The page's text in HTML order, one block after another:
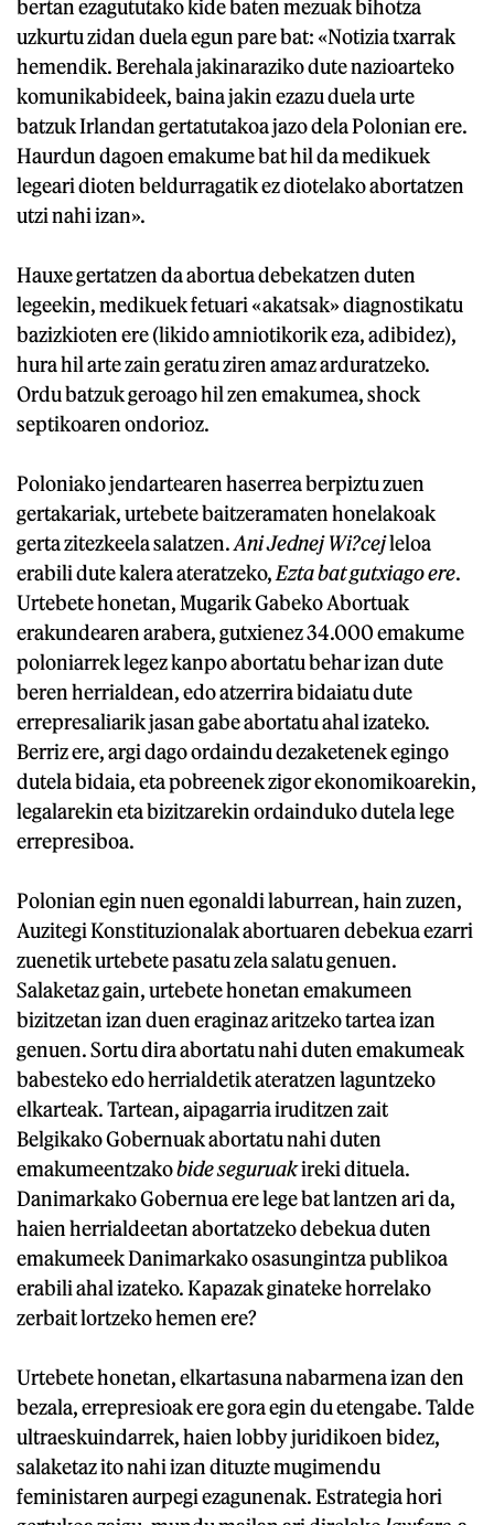
bertan ezagututako kide baten mezuak bihotza
uzkurtu zidan duela egun pare bat: «Notizia txarrak
hemendik. Berehala jakinaraziko dute nazioarteko
komunikabideek, baina jakin ezazu duela urte
batzuk Irlandan gertatutakoa jazo dela Polonian ere.
Haurdun dagoen emakume bat hil da medikuek
legeari dioten beldurragatik ez diotelako abortatzen
utzi nahi izan».
Hauxe gertatzen da abortua debekatzen duten
legeekin, medikuek fetuari «akatsak» diagnostikatu
bazizkioten ere (likido amniotikorik eza, adibidez),
hura hil arte zain geratu ziren amaz arduratzeko.
Ordu batzuk geroago hil zen emakumea, shock
septikoaren ondorioz.
Poloniako jendartearen haserrea berpiztu zuen
gertakariak, urtebete baitzeramaten honelakoak
gerta zitezkeela salatzen.Ani Jednej Wi?cejleloa
erabili dute kalera ateratzeko, Ezta bat gutxiago ere.
Urtebete honetan, Mugarik Gabeko Abortuak
erakundearen arabera, gutxienez 34.000 emakume
poloniarrek legez kanpo abortatu behar izan dute
beren herrialdean, edo atzerrira bidaiatu dute
errepresaliarik jasan gabe abortatu ahal izateko.
Berriz ere, argi dago ordaindu dezaketenek egingo
dutela bidaia, eta pobreenek zigor ekonomikoarekin,
legalarekin eta bizitzarekin ordainduko dutela lege
errepresiboa.
Polonian egin nuen egonaldi laburrean, hain zuzen,
Auzitegi Konstituzionalak abortuaren debekua ezarri
zuenetik urtebete pasatu zela salatu genuen.
Salaketaz gain, urtebete honetan emakumeen
bizitzetan izan duen eraginaz aritzeko tartea izan
genuen. Sortu dira abortatu nahi duten emakumeak
babesteko edo herrialdetik ateratzen laguntzeko
elkarteak. Tartean, aipagarria iruditzen zait
Belgikako Gobernuak abortatu nahi duten
emakumeentzakobide seguruakireki dituela.
Danimarkako Gobernua ere lege bat lantzen ari da,
haien herrialdeetan abortatzeko debekua duten
emakumeek Danimarkako osasungintza publikoa
erabili ahal izateko. Kapazak ginateke horrelako
zerbait lortzeko hemen ere?
Urtebete honetan, elkartasuna nabarmena izan den
bezala, errepresioak ere gora egin du etengabe. Talde
ultraeskuindarrek, haien lobby juridikoen bidez,
salaketaz ito nahi izan dituzte mugimendu
feministaren aurpegi ezagunenak. Estrategia hori